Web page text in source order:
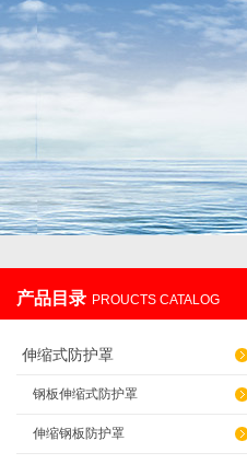
产品目录 PROUCTS CATALOG
伸缩式防护罩
钢板伸缩式防护罩
伸缩钢板防护罩